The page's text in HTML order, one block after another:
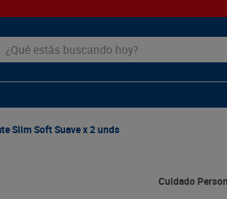
estás buscando hoy?
Slim Soft Suave x 2 unds
Cuidado